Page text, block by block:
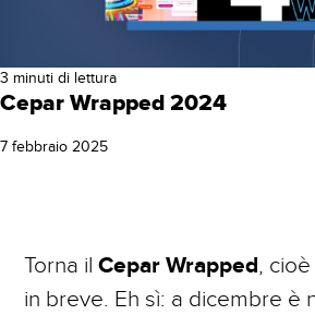
E-COMMERCE
WEB & MOBILE
Gestione Campagne
Realizzazione Siti Web
3 minuti di lettura
Cepar Wrapped 2024
7 febbraio 2025
Torna ilCepar Wrapped,
in breve. Eh sì: a dicembre è